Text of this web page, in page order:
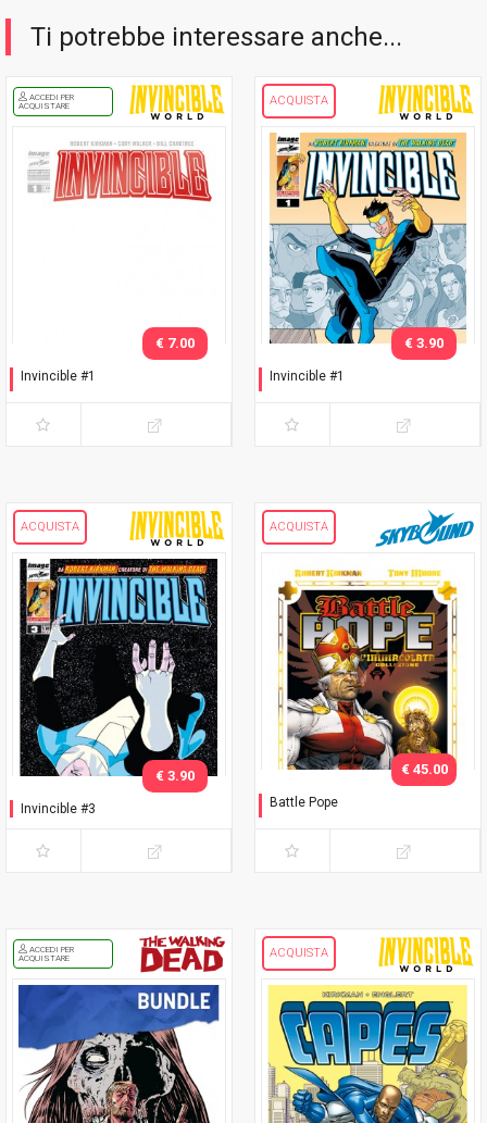
Ti potrebbe interessare anche...
ACCEDI PER
ACQUISTARE
Invincible #1
Rosso
€ 7.00
ACQUISTA
Invincible #1
€ 3.90
ACQUISTA
Invincible #3
€ 3.90
ACQUISTA
Battle Pope
€ 45.00
ACCEDI PER
ACQUISTARE
ACQUISTA